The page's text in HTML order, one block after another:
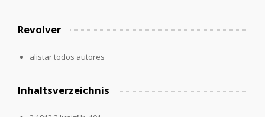
Revolver
alistar todos autores
Inhaltsverzeichnis